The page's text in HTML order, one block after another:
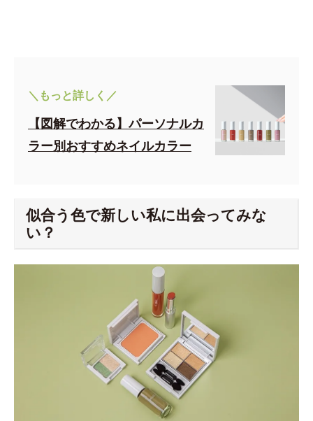
＼もっと詳しく／
【図解でわかる】パーソナルカ
ラー別おすすめネイルカラー
似合う色で新しい私に出会ってみな
い？